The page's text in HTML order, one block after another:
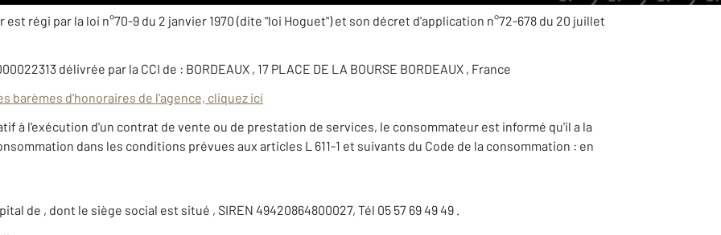
régi par la loi n°70-9 du 2 janvier 1970 (dite "loi Hoguet") et son décret d'application n°72-678 du 20 juillet
délivrée par la CCI de : BORDEAUX , 17 PLACE DE LA BOURSE BORDEAUX , France
barèmes d'honoraires de l'agence, cliquez ici
à l'exécution d'un contrat de vente ou de prestation de services, le consommateur est informé qu'il a la
dans les conditions prévues aux articles L 611-1 et suivants du Code de la consommation : en
de , dont le siège social est situé , SIREN 49420864800027, Tél 05 57 69 49 49 .